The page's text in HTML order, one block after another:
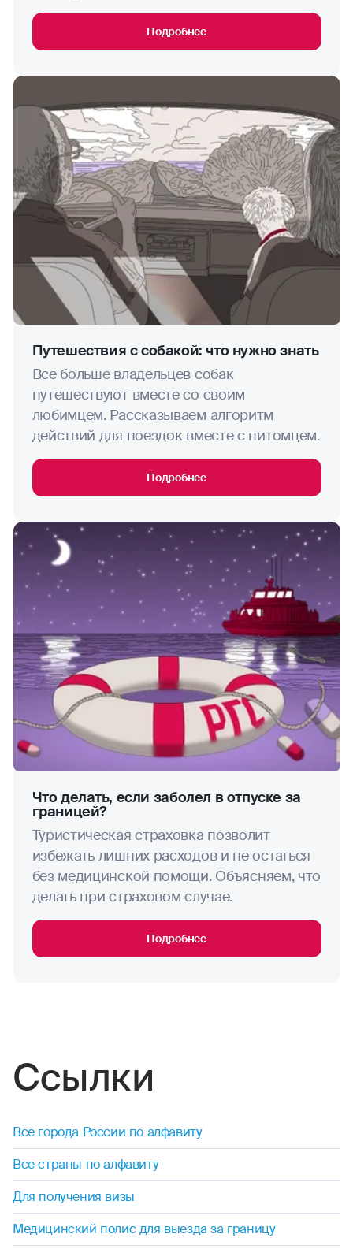
кайтинг
картинг
кудо
маунтинбайк
мотогонки
прыжки на лыжах с трамплина
поездки (на мопедах, мотоциклах.
мотороллерах, квадроциклах,
снегоходах, скутерах, мотобайках)
паркур
пейнтбол
петанк
рафтинг
самбо
серфинг
сноубординг
скейтбординг
сквош
софтбол
стрельба (любая)
синхронное плавание
фигурное катание
футбол
флорбол
Подробнее
Путешествия с собакой: что нужно знать
Все больше владельцев собак
путешествуют вместе со своим
любимцем. Рассказываем алгоритм
действий для поездок вместе с питомцем.
Подробнее
Что делать, если заболел в отпуске за
границей?
Туристическая страховка позволит
избежать лишних расходов и не остаться
без медицинской помощи. Объясняем, что
делать при страховом случае.
Подробнее
Ссылки
Все города России по алфавиту
Все страны по алфавиту
Для получения визы
Медицинский полис для выезда за границу